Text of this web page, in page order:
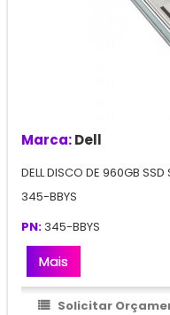
Marca:Dell
DELL DISCO DE 960GB
345-BBYS
PN: 345-BBYS
Mais
Solicitar